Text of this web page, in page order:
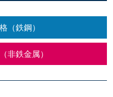
（鉄鋼）
非鉄金属）